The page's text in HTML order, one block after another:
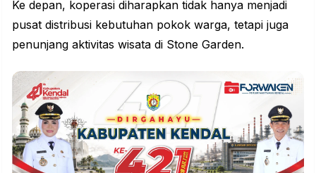
Ke depan, koperasi diharapkan tidak hanya menjadi
pusat distribusi kebutuhan pokok warga, tetapi juga
penunjang aktivitas wisata di Stone Garden.